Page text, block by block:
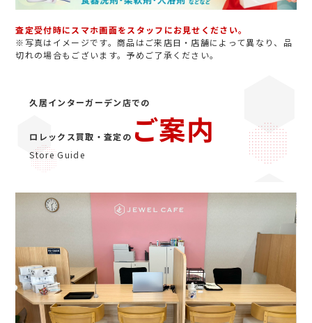
査定受付時にスマホ画面をスタッフにお見せください。
※写真はイメージです。商品はご来店日・店舗によって異なり、品
切れの場合もございます。予めご了承ください。
久居インターガーデン店での
ロレックス買取・査定の ご案内
Store Guide